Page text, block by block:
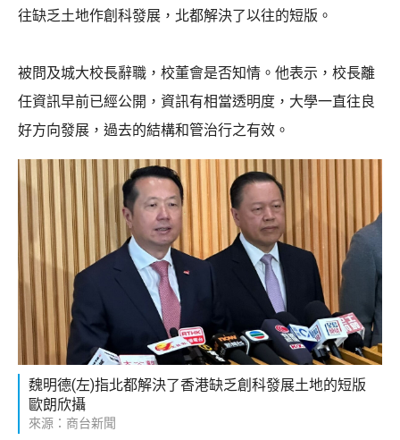
往缺乏土地作創科發展，北都解決了以往的短版。
被問及城大校長辭職，校董會是否知情。他表示，校長離
任資訊早前已經公開，資訊有相當透明度，大學一直往良
好方向發展，過去的結構和管治行之有效。
魏明德(左)指北都解決了香港缺乏創科發展土地的短版
歐朗欣攝
來源：商台新聞